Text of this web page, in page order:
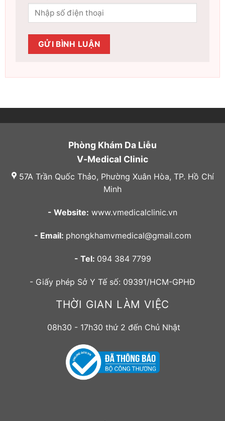
Phòng Khám Da Liễu
V-Medical Clinic
57A Trần Quốc Thảo, Phường Xuân Hòa, TP. Hồ Chí
Minh
- Website: www.vmedicalclinic.vn
- Email: phongkhamvmedical@gmail.com
- Tel: 094 384 7799
- Giấy phép Sở Y Tế số: 09391/HCM-GPHĐ
THỜI GIAN LÀM VIỆC
08h30 - 17h30 thứ 2 đến Chủ Nhật